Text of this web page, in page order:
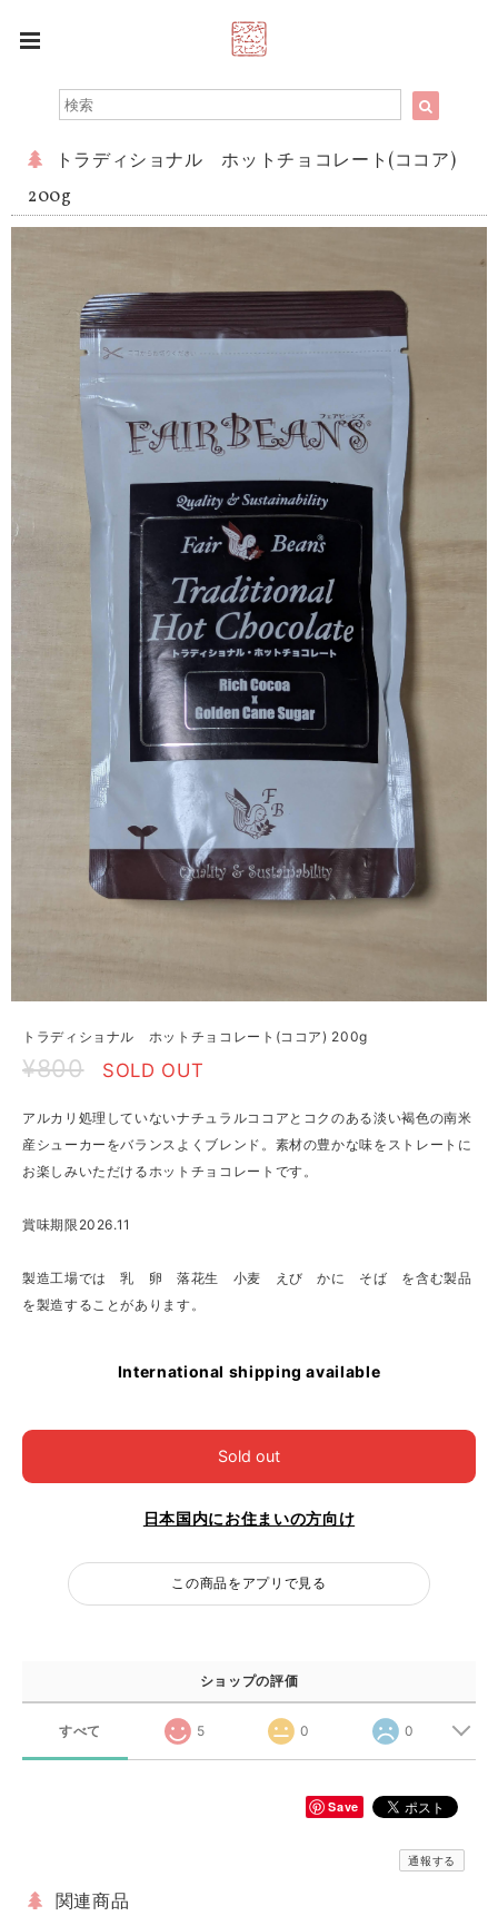
トラディショナル ホットチョコレート(ココア)
200g
トラディショナル ホットチョコレート(ココア) 200g
¥800 SOLD OUT
アルカリ処理していないナチュラルココアとコクのある淡い褐色の南米
産シューカーをバランスよくブレンド。素材の豊かな味をストレートに
お楽しみいただけるホットチョコレートです。
賞味期限2026.11
製造工場では 乳 卵 落花生 小麦 えび かに そば を含む製品
を製造することがあります。
International shipping available
Sold out
日本国内にお住まいの方向け
この商品をアプリで見る
ショップの評価
すべて 5 0 0
Save
通報する
関連商品